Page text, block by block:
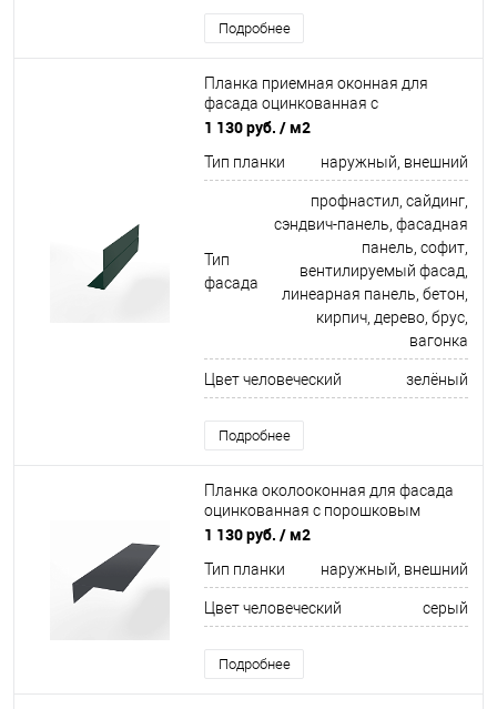
Подробнее
Планка приемная оконная для
фасада оцинкованная с
порошковым покрытием 0,45мм
1 130 руб. / м2
Тип планки наружный, внешний
Тип
фасада
профнастил, сайдинг,
сэндвич-панель, фасадная
панель, софит,
вентилируемый фасад,
линеарная панель, бетон,
кирпич, дерево, брус,
вагонка
Цвет человеческий зелёный
Подробнее
Планка околооконная для фасада
оцинкованная с порошковым
покрытием 0,45мм ширина менее
1 130 руб. / м2
Тип планки наружный, внешний
Цвет человеческий серый
Подробнее